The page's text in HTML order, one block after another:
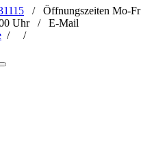
/ Öffnungszeiten Mo-Fr
Uhr / E-Mail
/ /